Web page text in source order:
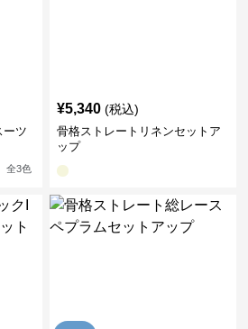
ーツ
全3色
¥5,340 (税込)
骨格ストレートリネンセットア
ップ